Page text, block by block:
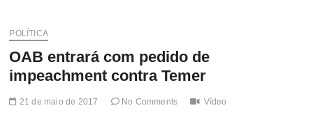
POLÍTICA
OAB entrará com pedido de
impeachment contra Temer
21 de maio de 2017 No Comments Vídeo